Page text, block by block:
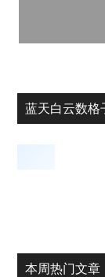
蓝天白云数格
本周热门文章